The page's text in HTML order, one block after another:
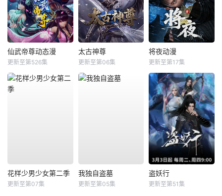
仙武帝尊动态漫
更新至第526集
太古神尊
更新至第06集
将夜动漫
更新至第17集
花样少男少女第二季
更新至第07集
我独自盗墓
更新至第05集
盗妖行
更新至第51集